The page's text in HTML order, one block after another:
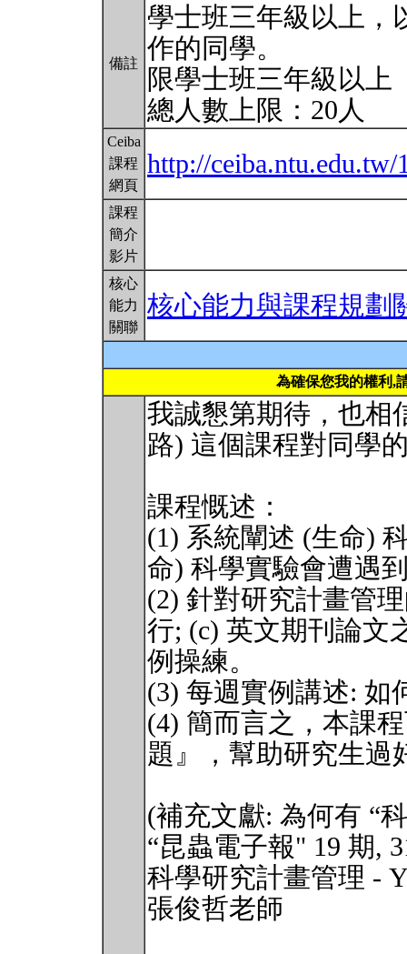
備註
學士班三年級以上，
作的同學。
限學士班三年級以上
總人數上限：20人
Ceiba
課程
網頁
http://
課程
簡介
影片
核心
能力
關聯
核心能力與課程規劃
為確保您我的權利,
我誠懇第期待，也相
路) 這個課程對同學
課程慨述：
(1) 系統闡述 (生命)
命) 科學實驗會遭遇
(2) 針對研究計畫管
行; (c) 英文期刊論文
例操練。
(3) 每週實例講述: 如
(4) 簡而言之，本課
題』，幫助研究生過
(補充文獻: 為何有 “
“昆蟲電子報" 19 期,
科學研究計畫管理 -
張俊哲老師